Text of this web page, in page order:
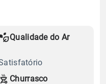
Qualidade do Ar
Churrasco